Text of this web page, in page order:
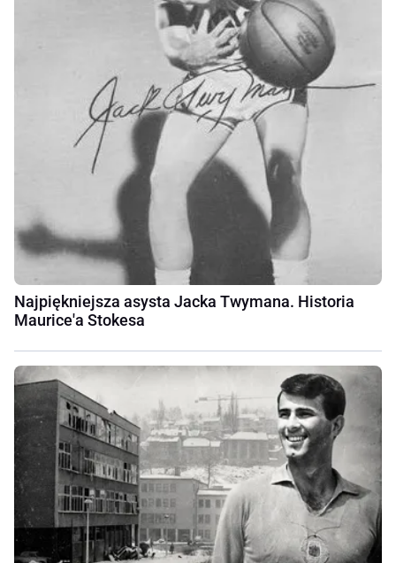
Najpiękniejsza asysta Jacka Twymana. Historia
Maurice'a Stokesa